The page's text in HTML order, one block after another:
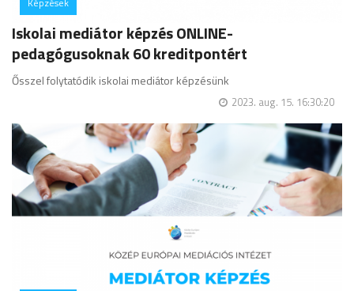
hozzászólás
Iskolai mediátor képzés ONLINE-
pedagógusoknak 60 kreditpontért
Ősszel folytatódik iskolai mediátor képzésünk
2023. aug. 15. 16:30:20